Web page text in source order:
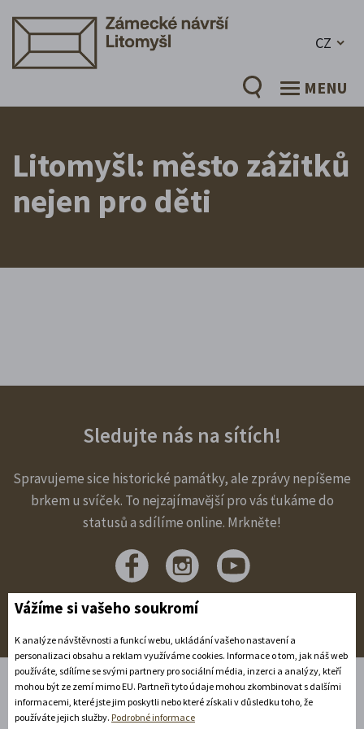
CZ
MENU
Litomyšl: město zážitků
nejen pro děti
Sledujte nás na sítích!
Spravujeme sice historické památky, ale zprávy nepíšeme
brkem u svíček. To nejzajímavější pro vás ťukáme do
statusů a sdílíme online. Mrkněte!
Úvod
Vážíme si vašeho soukromí
K analýze návštěvnosti a funkcí webu, ukládání vašeho nastavení a
personalizaci obsahu a reklam využíváme cookies. Informace o tom, jak náš web
používáte, sdílíme se svými partnery pro sociální média, inzerci a analýzy, kteří
mohou být ze zemí mimo EU. Partneři tyto údaje mohou zkombinovat s dalšími
informacemi, které jste jim poskytli nebo které získali v důsledku toho, že
používáte jejich služby. Podrobné informace